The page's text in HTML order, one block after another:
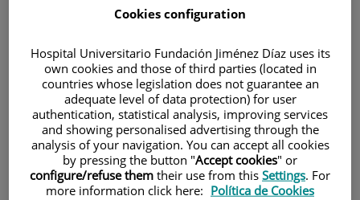
MÁSTER PROPIO POR LA UAM EN CUIDADOS
REANIMACIÓN Y TRATAMIENTO DEL DOLOR
DIRECCIÓN ACADÉMICA
Dirección Académica
Directores
Cookies configuration
Hospital Universitario Fundación Jiménez Díaz uses its
own cookies and those of third parties (located in
countries whose legislation does not guarantee an
adequate level of data protection) for user
authentication, statistical analysis, improving services
and showing personalised advertising through the
analysis of your navigation. You can accept all cookies
by pressing the button "Accept cookies" or
configure/refuse them their use from this Settings. For
more information click here: Política de Cookies